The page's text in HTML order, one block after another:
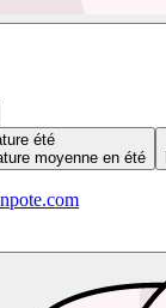
été
moyenne en été